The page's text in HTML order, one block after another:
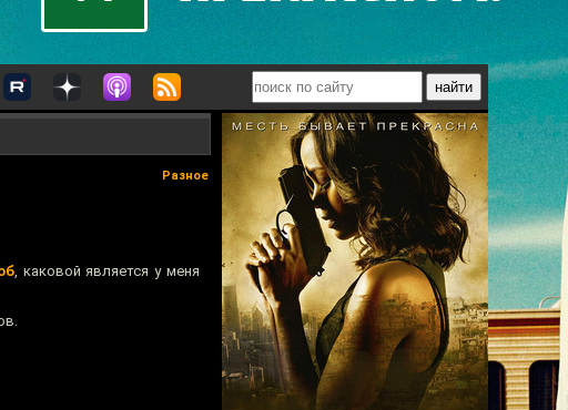
Разное
, каковой является у меня